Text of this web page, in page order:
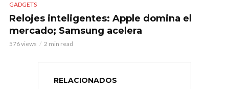
GADGETS
Relojes inteligentes: Apple domina el
mercado; Samsung acelera
576 views 2 min read
RELACIONADOS